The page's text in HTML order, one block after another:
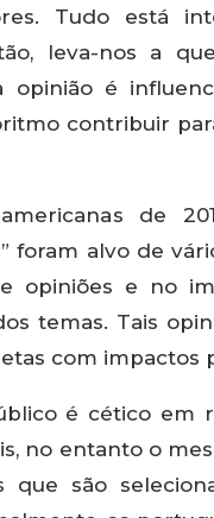
Tudo está
leva-nos a
é
contribuir
de
foram alvo de
opiniões e no
temas. Tais
com impactos
é cético em
no entanto o
são